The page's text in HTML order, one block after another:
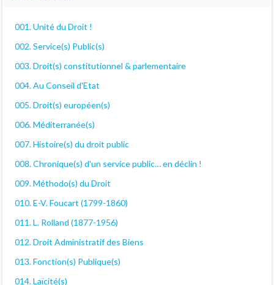
001. Unité du Droit !
002. Service(s) Public(s)
003. Droit(s) constitutionnel & parlementaire
004. Au Conseil d'Etat
005. Droit(s) européen(s)
006. Méditerranée(s)
007. Histoire(s) du droit public
008. Chronique(s) d'un service public… en déclin !
009. Méthodo(s) du Droit
010. E-V. Foucart (1799-1860)
011. L. Rolland (1877-1956)
012. Droit Administratif des Biens
013. Fonction(s) Publique(s)
014. Laïcité(s)